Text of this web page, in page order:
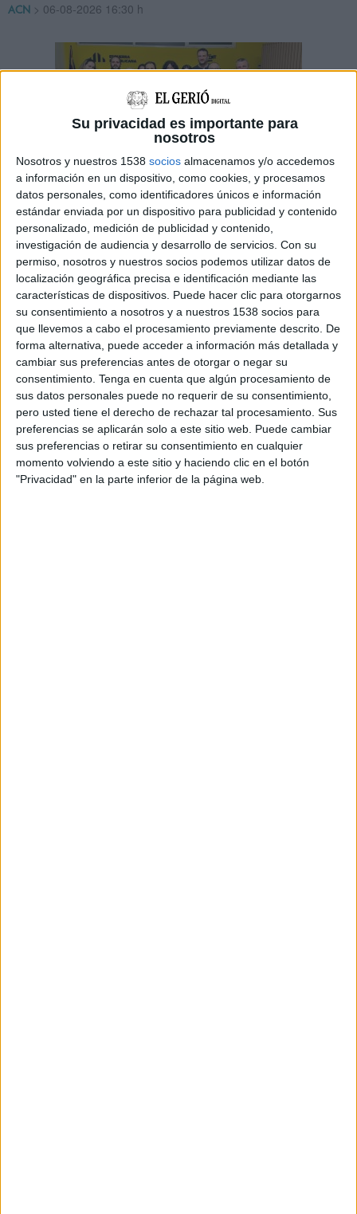
Su privacidad es importante para
nosotros
Nosotros y nuestros 1538 socios almacenamos y/o accedemos
a información en un dispositivo, como cookies, y procesamos
datos personales, como identificadores únicos e información
estándar enviada por un dispositivo para publicidad y contenido
personalizado, medición de publicidad y contenido,
investigación de audiencia y desarrollo de servicios. Con su
permiso, nosotros y nuestros socios podemos utilizar datos de
localización geográfica precisa e identificación mediante las
características de dispositivos. Puede hacer clic para otorgarnos
su consentimiento a nosotros y a nuestros 1538 socios para
que llevemos a cabo el procesamiento previamente descrito. De
forma alternativa, puede acceder a información más detallada y
cambiar sus preferencias antes de otorgar o negar su
consentimiento. Tenga en cuenta que algún procesamiento de
sus datos personales puede no requerir de su consentimiento,
pero usted tiene el derecho de rechazar tal procesamiento. Sus
preferencias se aplicarán solo a este sitio web. Puede cambiar
sus preferencias o retirar su consentimiento en cualquier
momento volviendo a este sitio y haciendo clic en el botón
"Privacidad" en la parte inferior de la página web.
ACN > 06-08-2026 16:30 h
ERC obre una ''nova etapa'' a Girona
després de la renúncia de Marc
Puigtió
Pau Presas apel·la al consens i Salva Romero vol reforçar el
projecte per al 2027
ACN >06-08-2026 16:30 h